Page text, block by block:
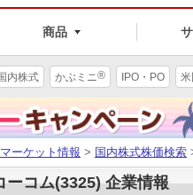
商品
内株式 かぶミニ® IPO・PO
マーケット情報 > 国内株式株価検索
ーコム(3325) 企業情報